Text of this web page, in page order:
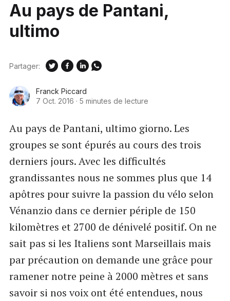
Au pays de Pantani,
ultimo
Franck Piccard
7 Oct. 2016 · 5 minutes de lecture
Partager:
Au pays de Pantani, ultimo giorno. Les
groupes se sont épurés au cours des trois
derniers jours. Avec les difficultés
grandissantes nous ne sommes plus que 14
apôtres pour suivre la passion du vélo selon
Vénanzio dans ce dernier périple de 150
kilomètres et 2700 de dénivelé positif. On ne
sait pas si les Italiens sont Marseillais mais
par précaution on demande une grâce pour
ramener notre peine à 2000 mètres et sans
savoir si nos voix ont été entendues, nous